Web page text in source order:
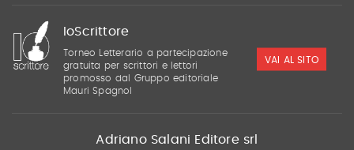
IoScrittore
Torneo Letterario a partecipazione
gratuita per scrittori e lettori
promosso dal Gruppo editoriale
Mauri Spagnol
VAI AL SITO
Adriano Salani Editore srl